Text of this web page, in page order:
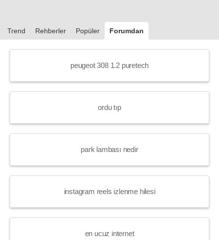
Trend Rehberler Popüler Forumdan
peugeot 308 1.2 puretech
ordu tıp
park lambası nedir
instagram reels izlenme hilesi
en ucuz internet